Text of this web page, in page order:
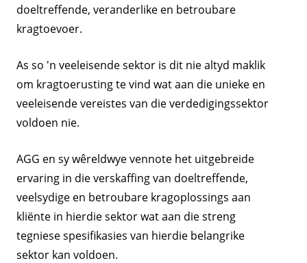
doeltreffende, veranderlike en betroubare
kragtoevoer.
As so 'n veeleisende sektor is dit nie altyd maklik
om kragtoerusting te vind wat aan die unieke en
veeleisende vereistes van die verdedigingssektor
voldoen nie.
AGG en sy wêreldwye vennote het uitgebreide
ervaring in die verskaffing van doeltreffende,
veelsydige en betroubare kragoplossings aan
kliënte in hierdie sektor wat aan die streng
tegniese spesifikasies van hierdie belangrike
sektor kan voldoen.